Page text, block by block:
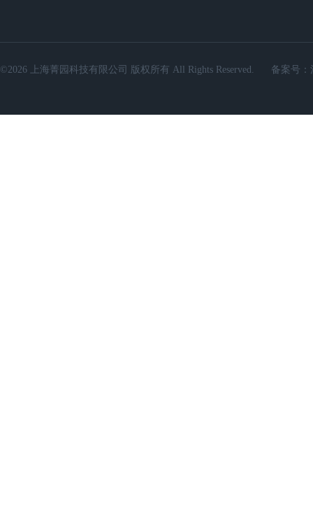
©2026 上海菁园科技有限公司 版权所有 All Rights Reserved. 备案号：